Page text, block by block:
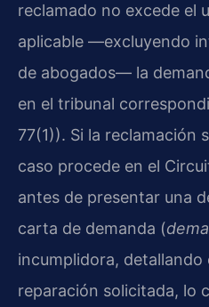
reclamado no excede el
aplicable —excluyendo
de abogados— la
en el tribunal
77(1)). Si la reclamación
caso procede en el
antes de presentar una
carta de demanda (
incumplidora, detallando
reparación solicitada, lo